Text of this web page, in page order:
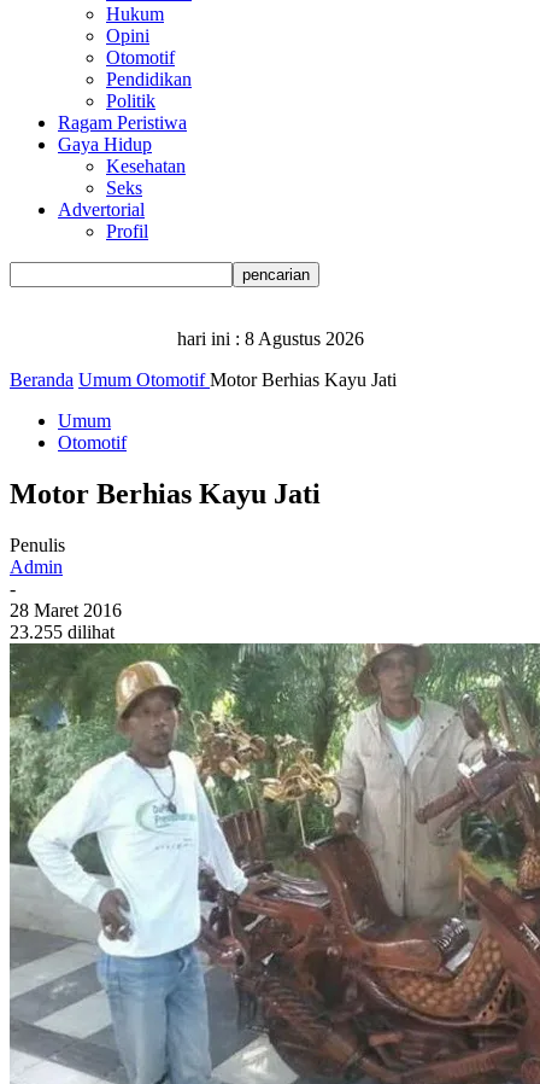
Hukum
Opini
Otomotif
Pendidikan
Politik
Ragam Peristiwa
Gaya Hidup
Kesehatan
Seks
Advertorial
Profil
hari ini : 8 Agustus 2026
Beranda Umum Otomotif Motor Berhias Kayu Jati
Umum
Otomotif
Motor Berhias Kayu Jati
Penulis
Admin
-
28 Maret 2016
23.255 dilihat